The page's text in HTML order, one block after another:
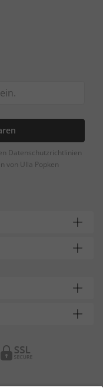
Datenschutzrichtlinien
von Ulla Popken